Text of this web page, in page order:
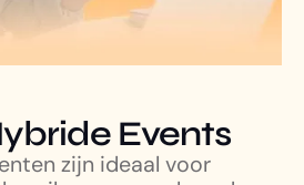
Events
zijn ideaal voor